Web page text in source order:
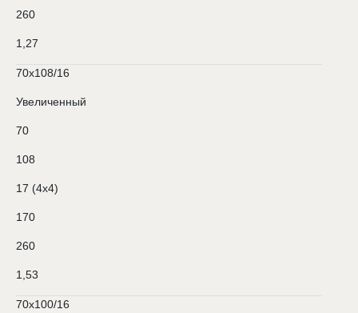
260
1,27
70х108/16
Увеличенный
70
108
17 (4х4)
170
260
1,53
70х100/16